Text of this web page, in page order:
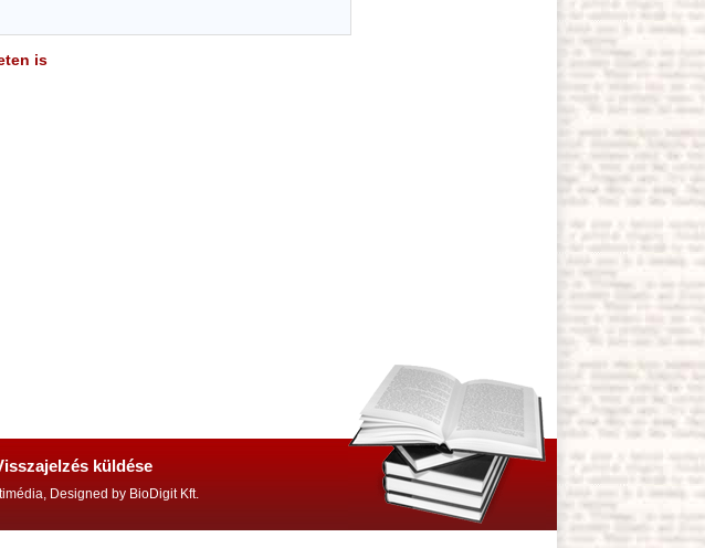
is
küldése
Designed by BioDigit Kft.